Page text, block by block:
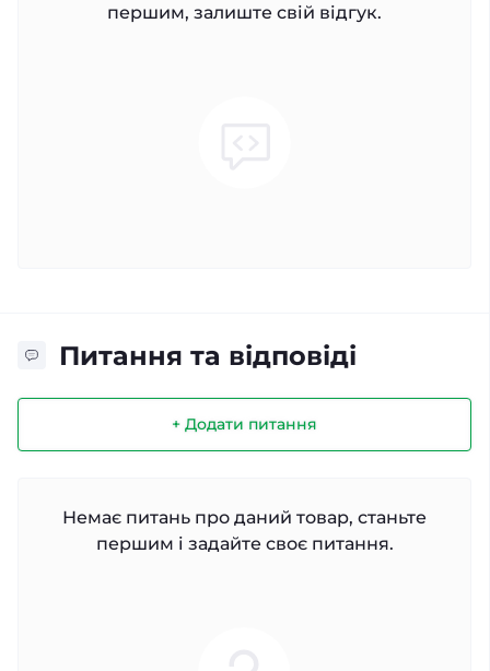
першим, залиште свій відгук.
Питання та відповіді
+ Додати питання
Немає питань про даний товар, станьте
першим і задайте своє питання.